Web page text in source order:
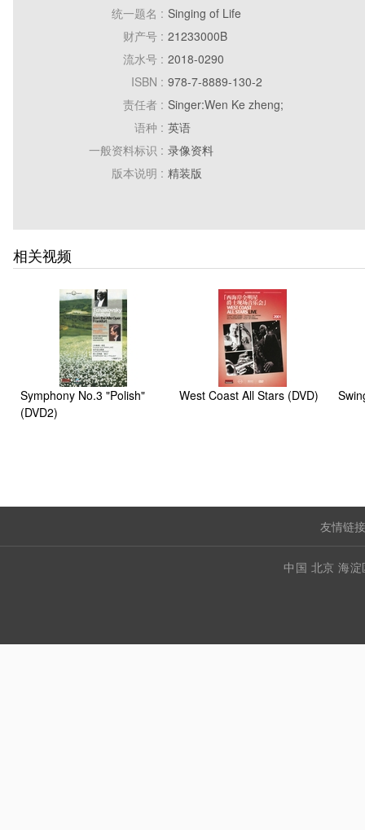
统一题名 : Singing of Life
财产号 : 21233000B
流水号 : 2018-0290
ISBN : 978-7-8889-130-2
责任者 : Singer:Wen Ke zheng;
语种 : 英语
一般资料标识 : 录像资料
版本说明 : 精装版
特殊资料标识和文献数量 : 1DVD
相关视频
Symphony No.3 "Polish"
(DVD2)
West Coast All Stars (DVD)
友情链
中国 北京 海